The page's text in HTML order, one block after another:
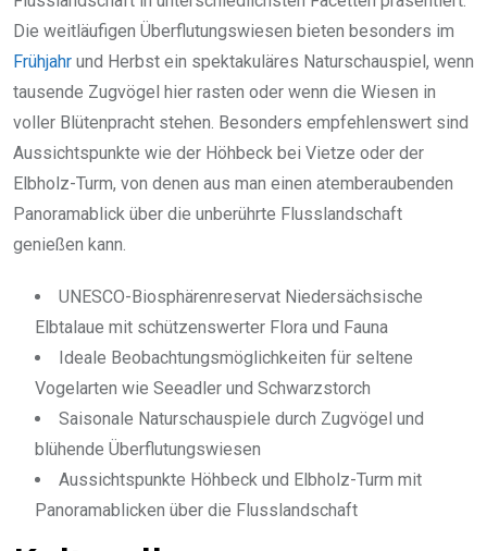
Die weitläufigen Überflutungswiesen bieten besonders im
Frühjahr und Herbst ein spektakuläres Naturschauspiel, wenn
tausende Zugvögel hier rasten oder wenn die Wiesen in
voller Blütenpracht stehen. Besonders empfehlenswert sind
Aussichtspunkte wie der Höhbeck bei Vietze oder der
Elbholz-Turm, von denen aus man einen atemberaubenden
Panoramablick über die unberührte Flusslandschaft
genießen kann.
UNESCO-Biosphärenreservat Niedersächsische
Elbtalaue mit schützenswerter Flora und Fauna
Ideale Beobachtungsmöglichkeiten für seltene
Vogelarten wie Seeadler und Schwarzstorch
Saisonale Naturschauspiele durch Zugvögel und
blühende Überflutungswiesen
Aussichtspunkte Höhbeck und Elbholz-Turm mit
Panoramablicken über die Flusslandschaft